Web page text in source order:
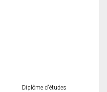
Diplôme d'études